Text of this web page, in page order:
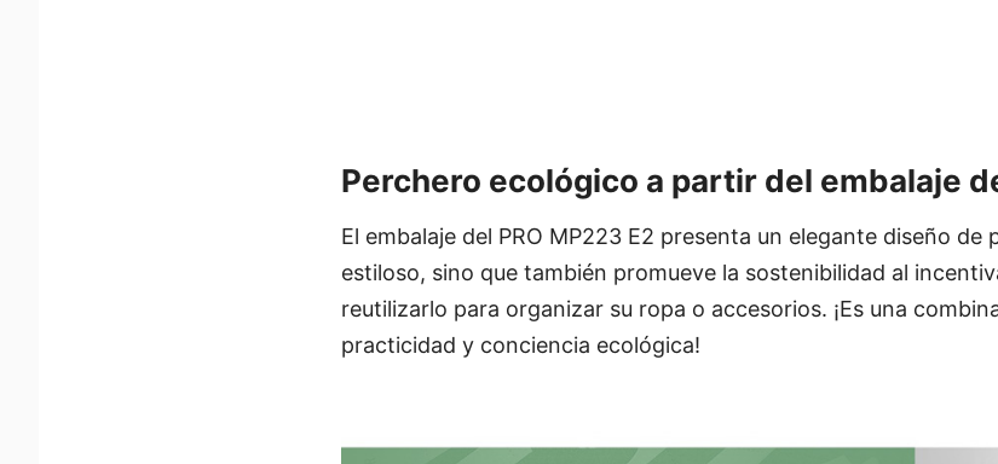
Perchero ecológico a partir del embalaje
El embalaje del PRO MP223 E2 presenta un elegante diseño de
estiloso, sino que también promueve la sostenibilidad al
reutilizarlo para organizar su ropa o accesorios. ¡Es una
practicidad y conciencia ecológica!